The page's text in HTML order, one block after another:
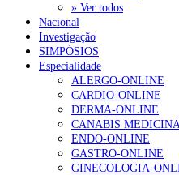
NOTÍCIAS MAIS LIDAS
Enfermagem
gesto conta e cada
202 visualizações
Alguns milhares de
família com nova
167 visualizações
» Ver todos
Nacional
Investigação
SIMPÓSIOS
Especialidade
ALERGO-ONLINE
CARDIO-ONLINE
DERMA-ONLINE
CANABIS
ENDO-ONLINE
GASTRO-ONLINE
GINECOLOGIA-